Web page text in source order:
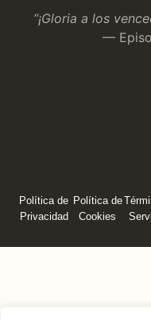
“¡Gloria a los
—
Política de
Privacidad
Política de
Cookies